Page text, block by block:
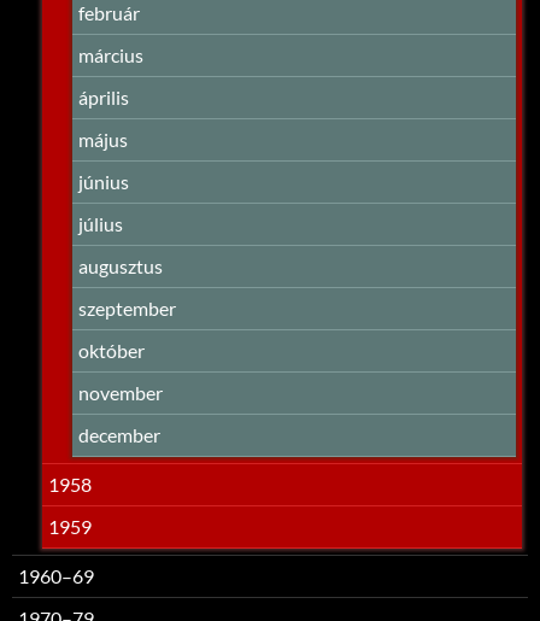
február
március
április
május
június
július
augusztus
szeptember
október
november
december
1958
1959
1960–69